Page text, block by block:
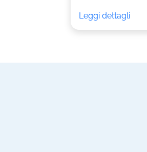
Leggi dettagli